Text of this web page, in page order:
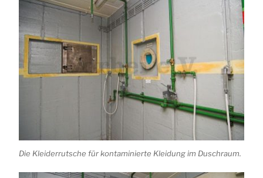
Die Kleiderrutsche für kontaminierte Kleidung im Duschraum.